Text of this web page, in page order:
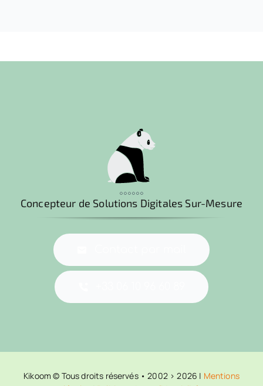
°°°°°°
Concepteur de Solutions Digitales Sur-Mesure
Kikoom © Tous droits réservés • 2002 > 2026 | Mentions